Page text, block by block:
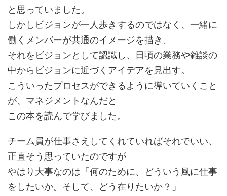
と思っていました。
しかしビジョンが一人歩きするのではなく、一緒に
働くメンバーが共通のイメージを描き、
それをビジョンとして認識し、日頃の業務や雑談の
中からビジョンに近づくアイデアを見出す。
こういったプロセスができるように導いていくこと
が、マネジメントなんだと
この本を読んで学びました。
チーム員が仕事さえしてくれていればそれでいい、
正直そう思っていたのですが
やはり大事なのは「何のために、どういう風に仕事
をしたいか。そして、どう在りたいか？」